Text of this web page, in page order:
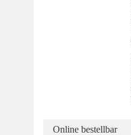
Online bestellbar